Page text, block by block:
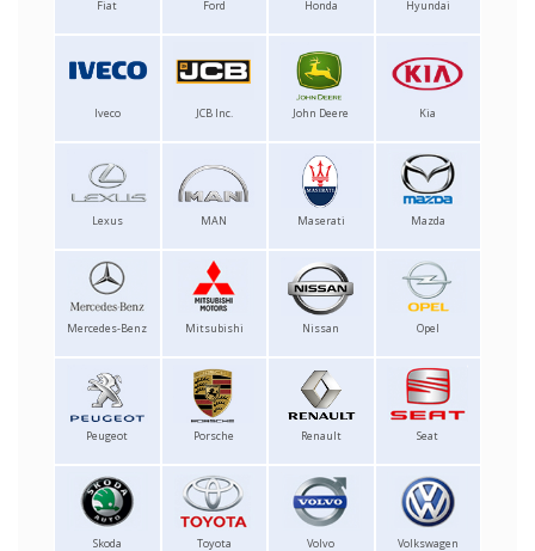
Fiat Ford Honda Hyundai
Iveco JCB Inc. John Deere Kia
Lexus MAN Maserati Mazda
Mercedes-Benz Mitsubishi Nissan Opel
Peugeot Porsche Renault Seat
Skoda Toyota Volvo Volkswagen